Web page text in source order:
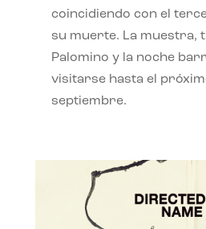
coincidiendo con el
su muerte. La muestra,
Palomino y la noche
visitarse hasta el
septiembre.